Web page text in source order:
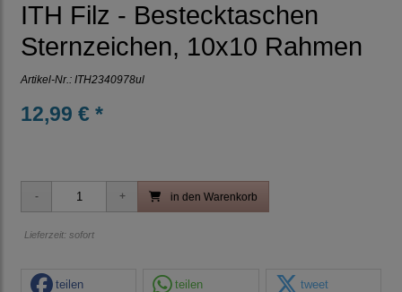
ITH Filz - Bestecktaschen
Sternzeichen, 10x10 Rahmen
Artikel-Nr.: ITH2340978ul
12,99 € *
in den Warenkorb
Lieferzeit: sofort
teilen teilen tweet